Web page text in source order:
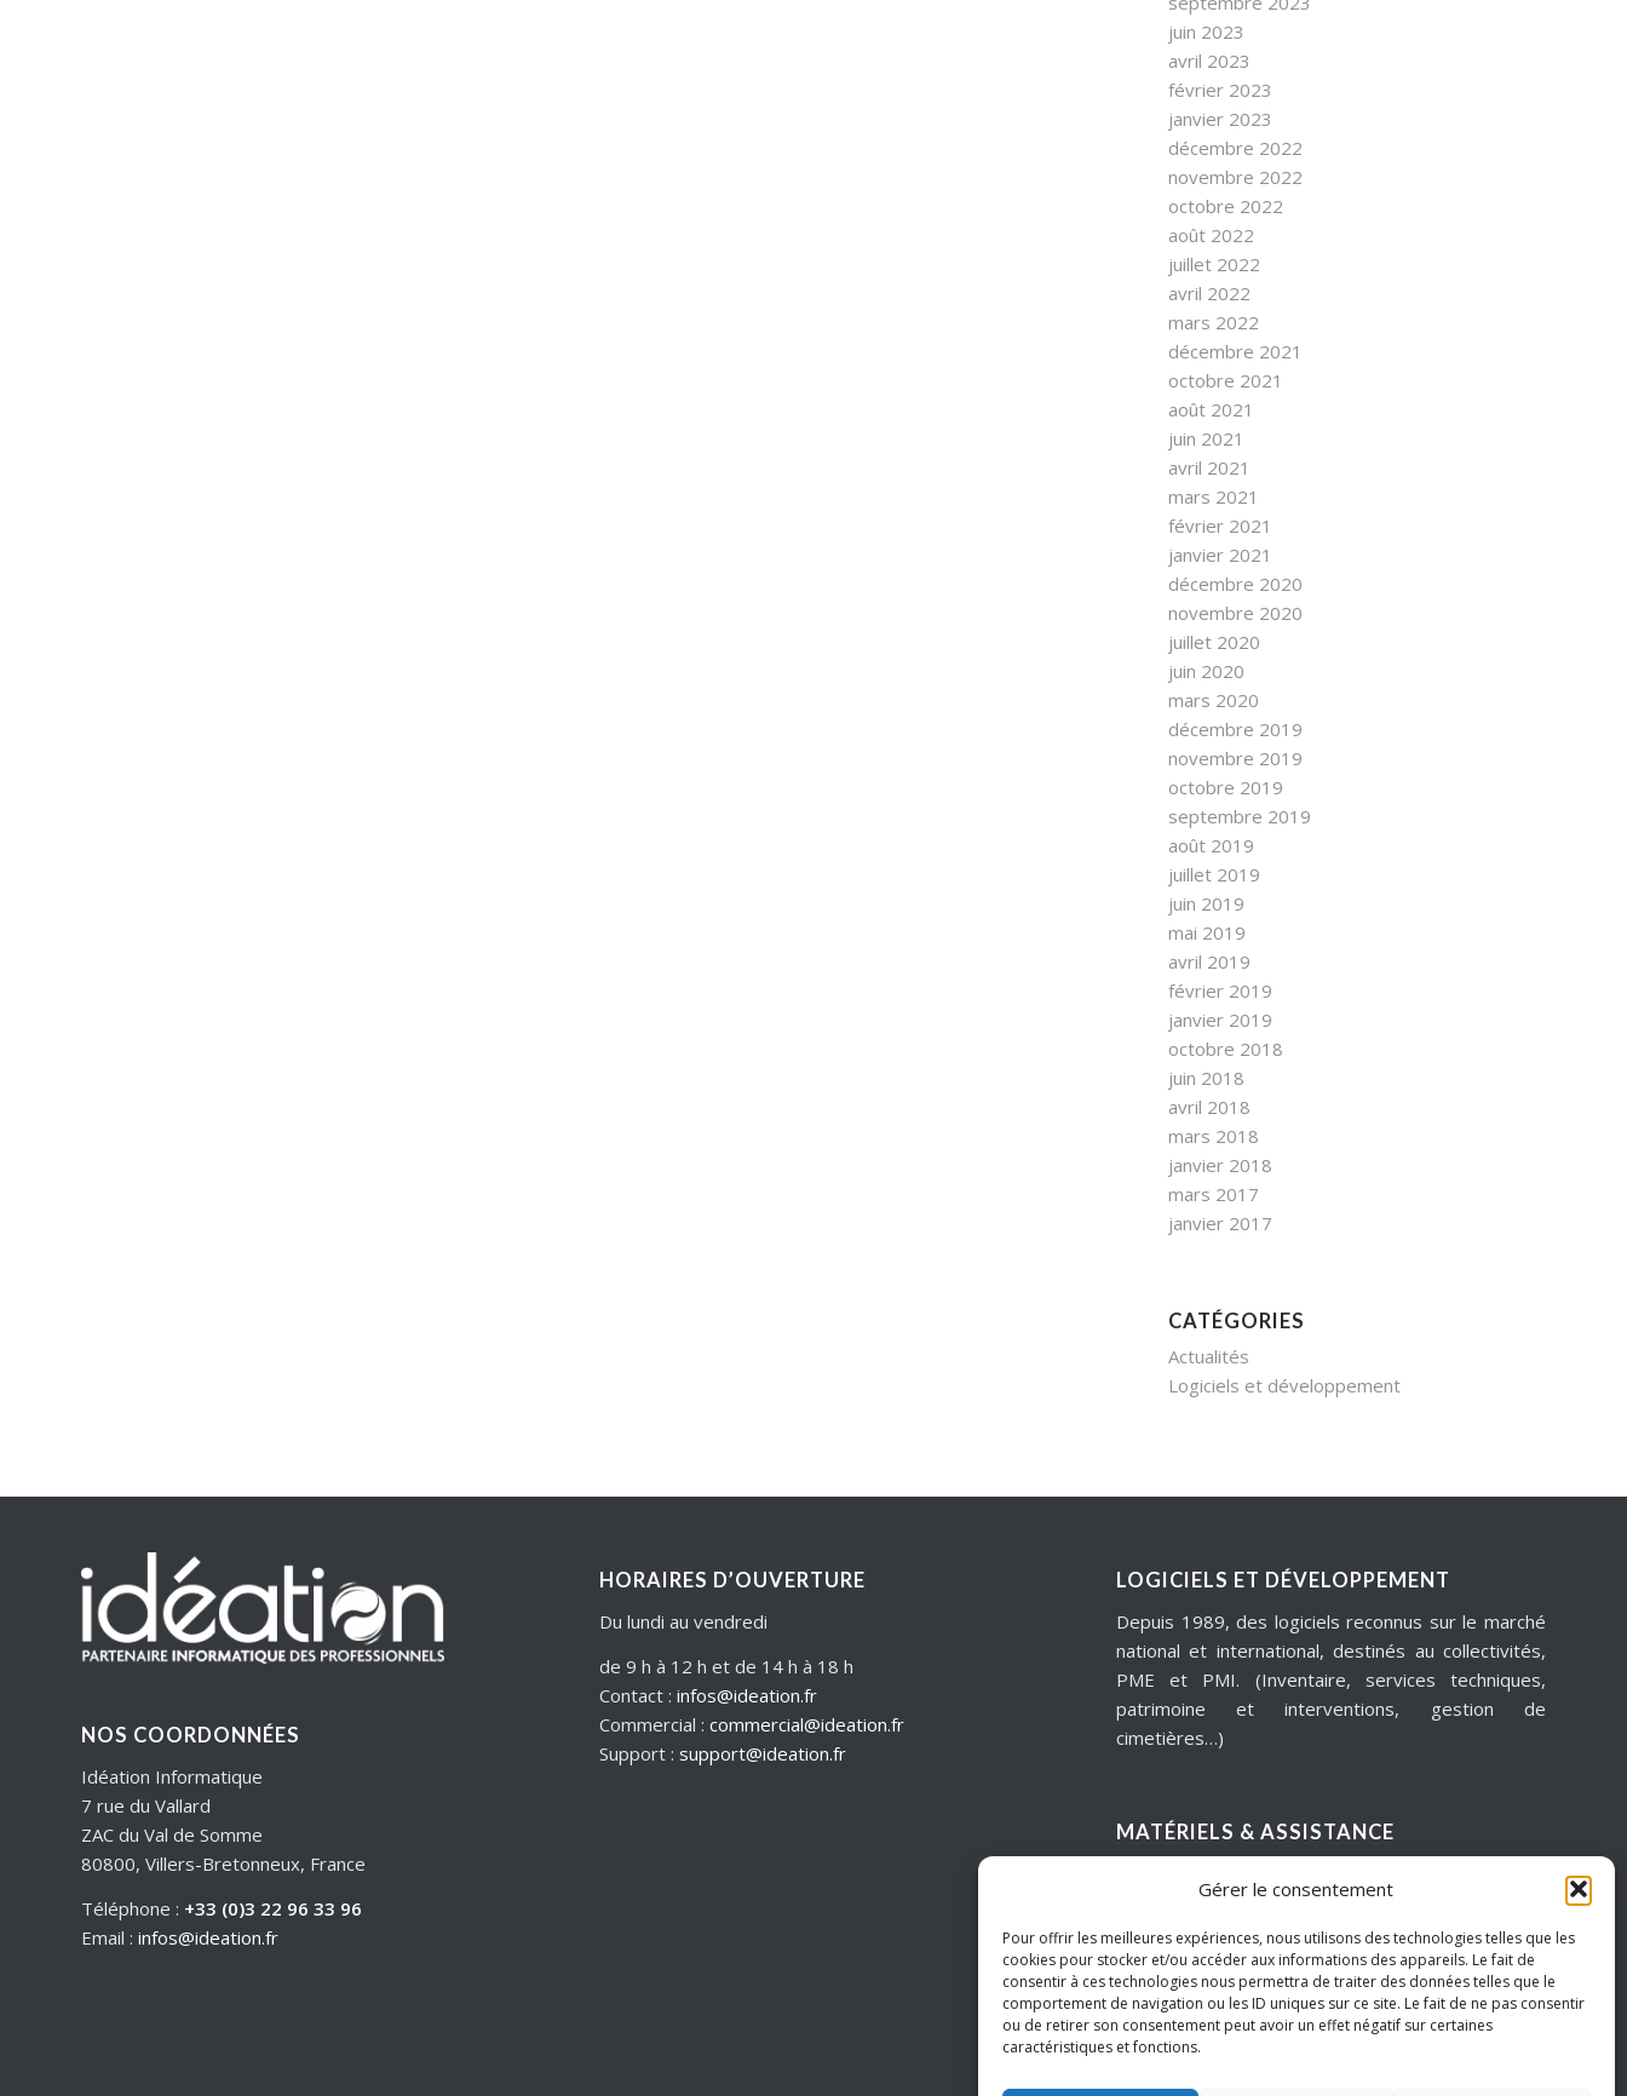
Gérer le consentement
Pour offrir les meilleures expériences, nous utilisons des technologies telles que les
cookies pour stocker et/ou accéder aux informations des appareils. Le fait de
consentir à ces technologies nous permettra de traiter des données telles que le
comportement de navigation ou les ID uniques sur ce site. Le fait de ne pas consentir
ou de retirer son consentement peut avoir un effet négatif sur certaines
caractéristiques et fonctions.
juin 2023
avril 2023
février 2023
janvier 2023
décembre 2022
novembre 2022
octobre 2022
août 2022
juillet 2022
avril 2022
mars 2022
décembre 2021
octobre 2021
août 2021
juin 2021
avril 2021
mars 2021
février 2021
janvier 2021
décembre 2020
novembre 2020
juillet 2020
juin 2020
mars 2020
décembre 2019
novembre 2019
octobre 2019
septembre 2019
août 2019
juillet 2019
juin 2019
mai 2019
avril 2019
février 2019
janvier 2019
octobre 2018
juin 2018
avril 2018
mars 2018
janvier 2018
mars 2017
janvier 2017
CATÉGORIES
Actualités
Logiciels et développement
NOS COORDONNÉES
Idéation Informatique
7 rue du Vallard
ZAC du Val de Somme
80800, Villers-Bretonneux, France
Téléphone : +33 (0)3 22 96 33 96
Email : infos@ideation.fr
HORAIRES D’OUVERTURE
Du lundi au vendredi
de 9 h à 12 h et de 14 h à 18 h
Contact : infos@ideation.fr
Commercial : commercial@ideation.fr
Support : support@ideation.fr
LOGICIELS ET DÉVELOPPEMENT
Depuis 1989, des logiciels reconnus sur le marché
national et international, destinés au collectivités,
PME et PMI. (Inventaire, services techniques,
patrimoine et interventions, gestion de
cimetières…)
MATÉRIELS & ASSISTANCE
sécurité informatique, infogérance, virtualisation,
cloud services, internet… Pour garantir notre
réactivité, nous intervenons sur un périmètre
géographique de proximité.
Hauts de France – Picardie – Amiens.